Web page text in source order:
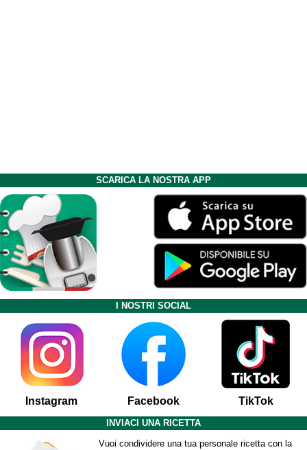
SCARICA LA NOSTRA APP
I NOSTRI SOCIAL
Instagram Facebook TikTok
INVIACI UNA RICETTA
Vuoi condividere una tua personale ricetta con la